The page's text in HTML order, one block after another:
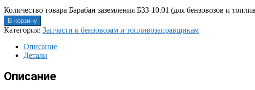
Количество товара Барабан заземления БЗЗ-10.01 (для бензовозов и
В корзину
Категория: Запчасти к бензовозам и топливозаправщикам
Описание
Детали
Описание